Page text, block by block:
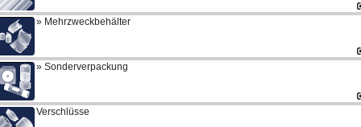
Mehrzweckbehälter
Sonderverpackung
Verschlüsse